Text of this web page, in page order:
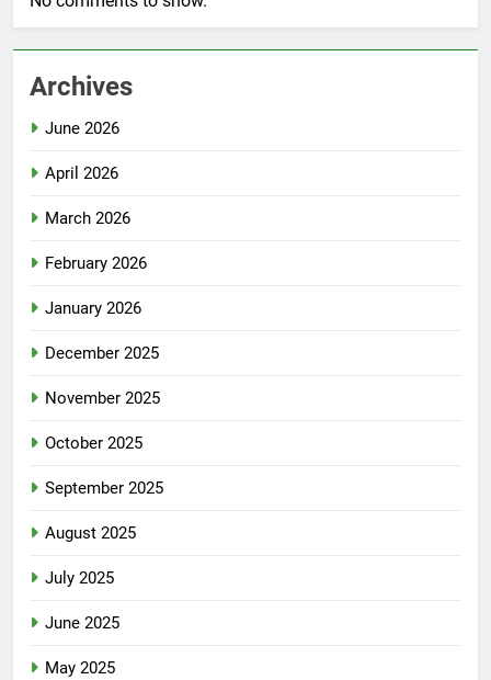
Archives
June 2026
April 2026
March 2026
February 2026
January 2026
December 2025
November 2025
October 2025
September 2025
August 2025
July 2025
June 2025
May 2025